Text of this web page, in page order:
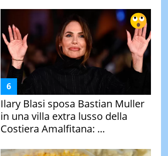
Ilary Blasi sposa Bastian Muller
in una villa extra lusso della
Costiera Amalfitana: ...